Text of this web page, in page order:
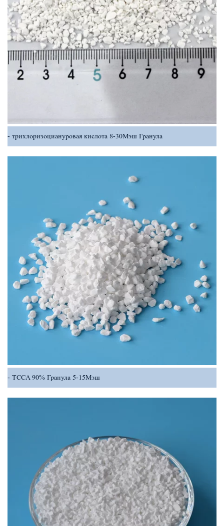
трихлоризоциануровая кислота 8-30Мэш Гранула
TCCA 90% Гранула 5-15Мэш